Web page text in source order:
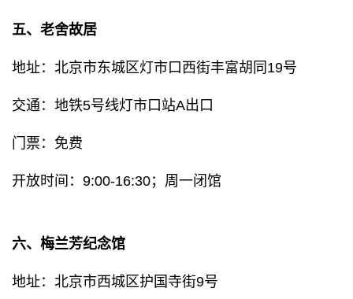
五、老舍故居
地址：北京市东城区灯市口西街丰富胡同19号
交通：地铁5号线灯市口站A出口
门票：免费
开放时间：9:00-16:30；周一闭馆
六、梅兰芳纪念馆
地址：北京市西城区护国寺街9号